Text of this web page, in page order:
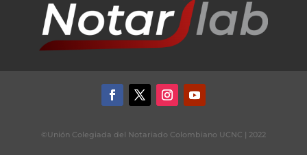
©Unión Colegiada del Notariado Colombiano UCNC | 2022